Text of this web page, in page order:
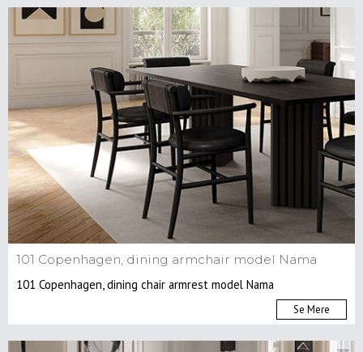
101 Copenhagen, dining armchair model Nama
101 Copenhagen, dining chair armrest model Nama
Se Mere
Belysning/lamper
Gulvlamper
Pendler/loftlamper
Bordlamper
Væglamper
Tæpper
Brands
Indretningshjælp
Ombetrækning
Om
Os
Kontakt
Os